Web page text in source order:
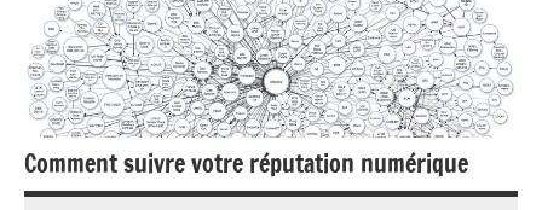
Comment suivre votre réputation numérique